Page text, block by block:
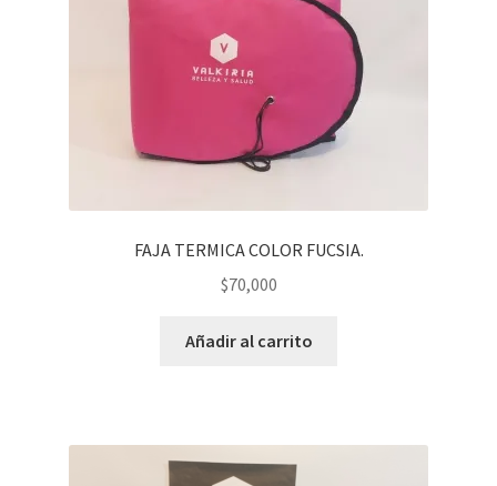
FAJA TERMICA COLOR FUCSIA.
$70,000
Añadir al carrito